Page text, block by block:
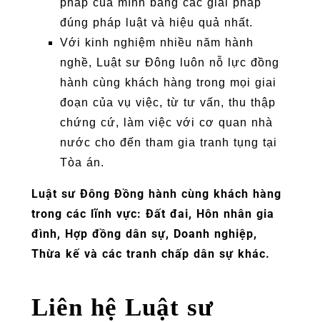
đúng pháp luật và hiệu quả nhất.
Với kinh nghiệm nhiều năm hành
nghề, Luật sư Đông luôn nỗ lực đồng
hành cùng khách hàng trong mọi giai
đoạn của vụ việc, từ tư vấn, thu thập
chứng cứ, làm việc với cơ quan nhà
nước cho đến tham gia tranh tụng tại
Tòa án.
Luật sư Đông Đồng hành cùng khách hàng
trong các lĩnh vực: Đất đai, Hôn nhân gia
đình, Hợp đồng dân sự, Doanh nghiệp,
Thừa kế và các tranh chấp dân sự khác.
Liên hệ Luật sư